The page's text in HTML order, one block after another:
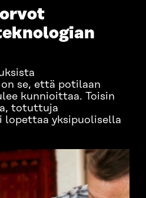
se, että potilaan
kunnioittaa. Toisin
totuttuja
lopettaa yksipuolisella